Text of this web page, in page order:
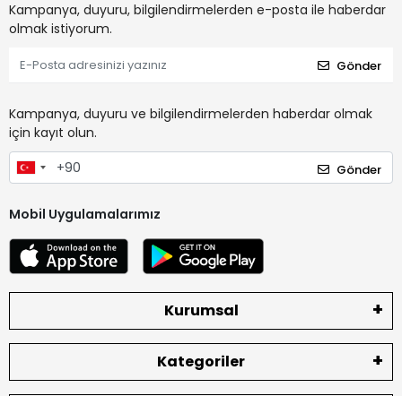
Kampanya, duyuru, bilgilendirmelerden e-posta ile haberdar
olmak istiyorum.
Gönder
Kampanya, duyuru ve bilgilendirmelerden haberdar olmak
için kayıt olun.
Gönder
Mobil Uygulamalarımız
Kurumsal
Kategoriler